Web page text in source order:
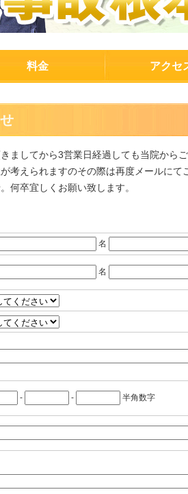
料金 アクセ
ましてから3営業日経過しても当院から
考えられますのその際は再度メールに
何卒宜しくお願い致します。
名
名
- - 半角数字